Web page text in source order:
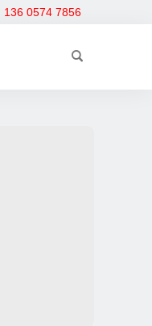
136 0574 7856